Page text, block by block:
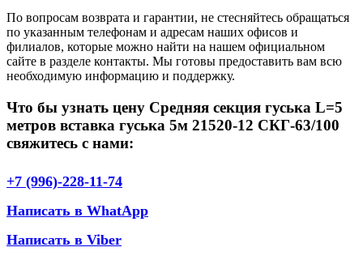
По вопросам возврата и гарантии, не стесняйтесь обращаться
по указанным телефонам и адресам наших офисов и
филиалов, которые можно найти на нашем официальном
сайте в разделе контакты. Мы готовы предоставить вам всю
необходимую информацию и поддержку.
Что бы узнать цену Средняя секция гуська L=5
метров вставка гуська 5м 21520-12 СКГ-63/100
свяжитесь с нами:
+7 (996)-228-11-74
Написать в WhatApp
Написать в Viber